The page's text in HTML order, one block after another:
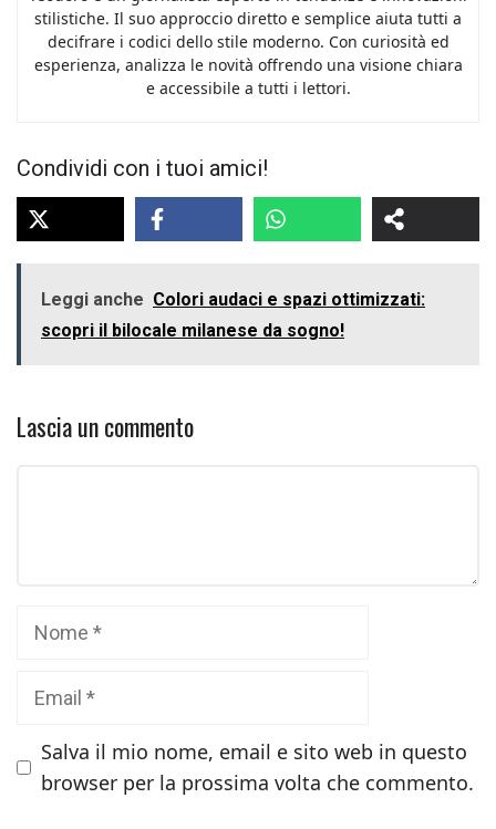
stilistiche. Il suo approccio diretto e semplice aiuta tutti a
decifrare i codici dello stile moderno. Con curiosità ed
esperienza, analizza le novità offrendo una visione chiara
e accessibile a tutti i lettori.
Condividi con i tuoi amici!
Leggi anche Colori audaci e spazi ottimizzati:
scopri il bilocale milanese da sogno!
Lascia un commento
Salva il mio nome, email e sito web in questo
browser per la prossima volta che commento.